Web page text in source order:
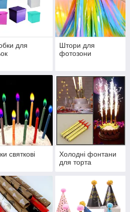
для
Штори для
фотозони
святкові
Холодні фонтани
для торта